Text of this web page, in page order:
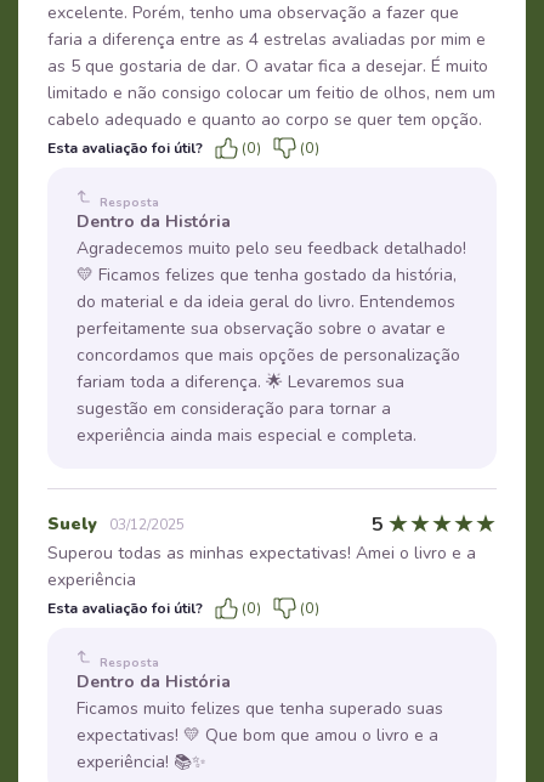
excelente. Porém, tenho uma observação a fazer que
faria a diferença entre as 4 estrelas avaliadas por mim e
as 5 que gostaria de dar. O avatar fica a desejar. É muito
limitado e não consigo colocar um feitio de olhos, nem um
cabelo adequado e quanto ao corpo se quer tem opção.
Esta avaliação foi útil? (0) (0)
Resposta
Dentro da História
Agradecemos muito pelo seu feedback detalhado!
💛 Ficamos felizes que tenha gostado da história,
do material e da ideia geral do livro. Entendemos
perfeitamente sua observação sobre o avatar e
concordamos que mais opções de personalização
fariam toda a diferença. 🌟 Levaremos sua
sugestão em consideração para tornar a
experiência ainda mais especial e completa.
Suely 03/12/2025 5 ★★★★★
Superou todas as minhas expectativas! Amei o livro e a
experiência
Esta avaliação foi útil? (0) (0)
Resposta
Dentro da História
Ficamos muito felizes que tenha superado suas
expectativas! 💛 Que bom que amou o livro e a
experiência! 📚✨